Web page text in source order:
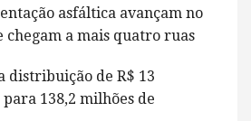
asfáltica avançam no
a mais quatro ruas
distribuição de R$ 13
para 138,2 milhões de